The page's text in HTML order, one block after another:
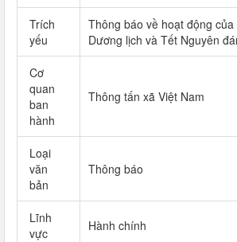
Trích
yếu
Thông báo về hoạt động
Dương lịch và Tết Nguyên
Cơ
quan
ban
hành
Thông tấn xã Việt Nam
Loại
văn
bản
Thông báo
Lĩnh
vực
Hành chính